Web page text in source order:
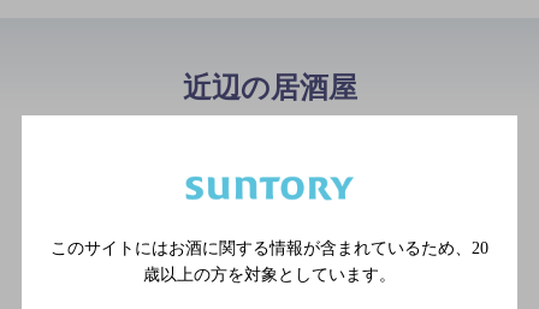
近辺の居酒屋
都道府県の日本酒 神の斬新
[居酒屋]
ＪＲ 福島駅 東口 徒歩4分
このサイトにはお酒に関する情報が含まれているため、 20
歳以上の方を対象としています。